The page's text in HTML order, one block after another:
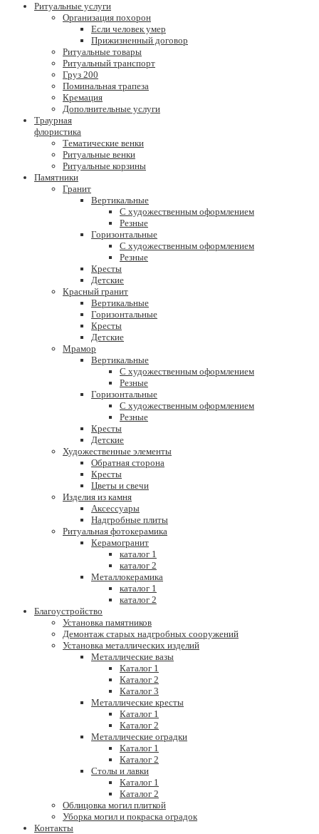
Ритуальные услуги
Организация похорон
Если человек умер
Прижизненный договор
Ритуальные товары
Ритуальный транспорт
Груз 200
Поминальная трапеза
Кремация
Дополнительные услуги
Траурная
флористика
Тематические венки
Ритуальные венки
Ритуальные корзины
Памятники
Гранит
Вертикальные
С художественным оформлением
Резные
Горизонтальные
С художественным оформлением
Резные
Кресты
Детские
Красный гранит
Вертикальные
Горизонтальные
Кресты
Детские
Мрамор
Вертикальные
С художественным оформлением
Резные
Горизонтальные
С художественным оформлением
Резные
Кресты
Детские
Художественные элементы
Обратная сторона
Кресты
Цветы и свечи
Изделия из камня
Аксессуары
Надгробные плиты
Ритуальная фотокерамика
Керамогранит
каталог 1
каталог 2
Металлокерамика
каталог 1
каталог 2
Благоустройство
Установка памятников
Демонтаж старых надгробных сооружений
Установка металлических изделий
Металлические вазы
Каталог 1
Каталог 2
Каталог 3
Металлические кресты
Каталог 1
Каталог 2
Металлические оградки
Каталог 1
Каталог 2
Столы и лавки
Каталог 1
Каталог 2
Облицовка могил плиткой
Уборка могил и покраска оградок
Контакты